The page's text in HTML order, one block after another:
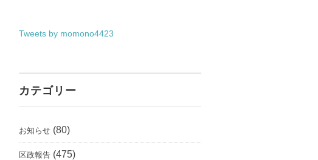
Tweets by momono4423
カテゴリー
お知らせ (80)
区政報告 (475)